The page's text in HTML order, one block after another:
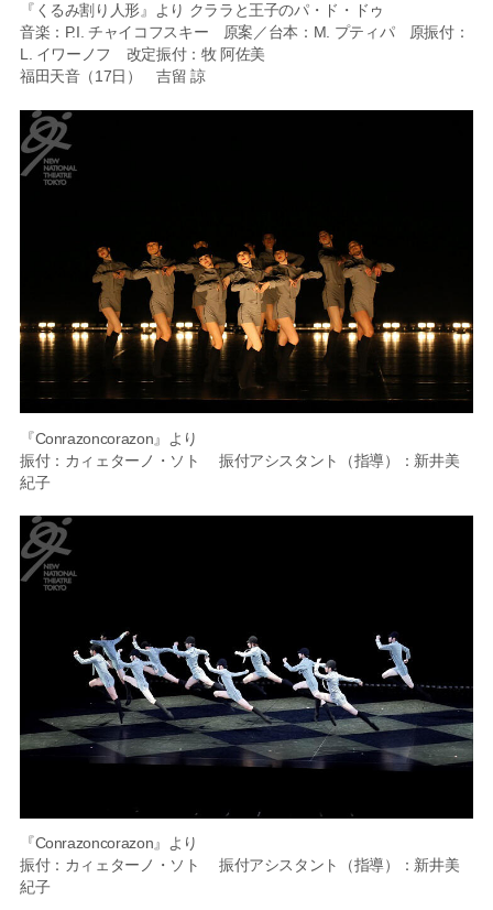
『くるみ割り人形』より クララと王子のパ・ド・ドゥ
音楽：P.I. チャイコフスキー 原案／台本：M. プティパ 原振付：
L. イワーノフ 改定振付：牧 阿佐美
福田天音（17日） 吉留 諒
『Conrazoncorazon』より
振付：カィェターノ・ソト 振付アシスタント（指導）：新井美
紀子
『Conrazoncorazon』より
振付：カィェターノ・ソト 振付アシスタント（指導）：新井美
紀子